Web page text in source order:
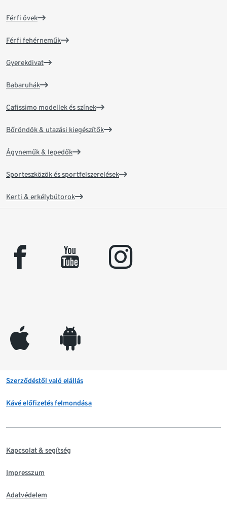
Férfi övek
Férfi fehérneműk
Gyerekdivat
Babaruhák
Cafissimo modellek és színek
Bőröndök & utazási kiegészítők
Ágyneműk & lepedők
Sporteszközök és sportfelszerelések
Kerti & erkélybútorok
facebook youtube instagram
appleinc android
Szerződéstől való elállás
Kávé előfizetés felmondása
Kapcsolat & segítség
Impresszum
Adatvédelem